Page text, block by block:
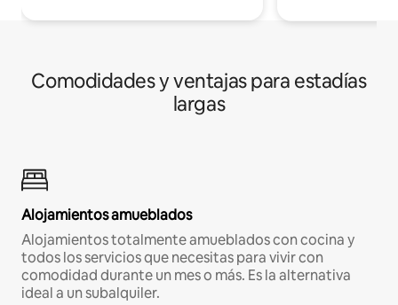
Comodidades y ventajas para estadías
largas
Alojamientos amueblados
Alojamientos totalmente amueblados con cocina y
todos los servicios que necesitas para vivir con
comodidad durante un mes o más. Es la alternativa
ideal a un subalquiler.